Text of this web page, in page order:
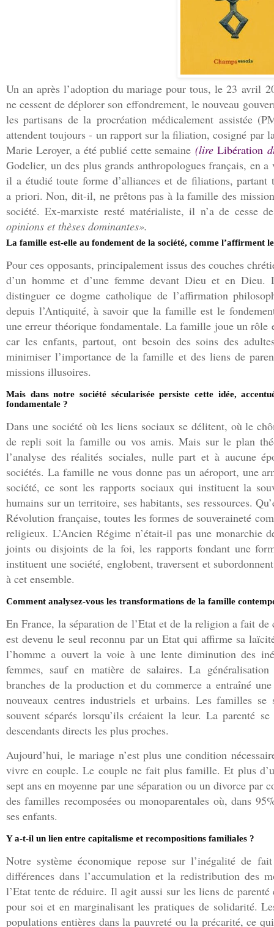
Un an après l’adoption du mariage pour tous, le 23 avril
ne cessent de déplorer son effondrement, le nouveau
les partisans de la procréation médicalement assistée
attendent toujours - un rapport sur la filiation, cosigné par
Marie Leroyer, a été publié cette semaine (lire Libération
Godelier, un des plus grands anthropologues français, en
il a étudié toute forme d’alliances et de filiations,
a priori. Non, dit-il, ne prêtons pas à la famille des
société. Ex-marxiste resté matérialiste, il n’a de cesse de
opinions et thèses dominantes».
La famille est-elle au fondement de la société, comme l’affirment
Pour ces opposants, principalement issus des couches
d’un homme et d’une femme devant Dieu et en
distinguer ce dogme catholique de l’affirmation
depuis l’Antiquité, à savoir que la famille est le
une erreur théorique fondamentale. La famille joue un rôle
car les enfants, partout, ont besoin des soins des
minimiser l’importance de la famille et des liens de
missions illusoires.
Mais dans notre société sécularisée persiste cette idée,
fondamentale ?
Dans une société où les liens sociaux se délitent, où le
de repli soit la famille ou vos amis. Mais sur le plan
l’analyse des réalités sociales, nulle part et à aucune
sociétés. La famille ne vous donne pas un aéroport, une
société, ce sont les rapports sociaux qui instituent la
humains sur un territoire, ses habitants, ses ressources.
Révolution française, toutes les formes de souveraineté
religieux. L’Ancien Régime n’était-il pas une
joints ou disjoints de la foi, les rapports fondant une
instituent une société, englobent, traversent et
à cet ensemble.
Comment analysez-vous les transformations de la famille
En France, la séparation de l’Etat et de la religion a fait
est devenu le seul reconnu par un Etat qui affirme sa
l’homme a ouvert la voie à une lente diminution des
femmes, sauf en matière de salaires. La
branches de la production et du commerce a entraîné
nouveaux centres industriels et urbains. Les familles se
souvent séparés lorsqu’ils créaient la leur. La parenté
descendants directs les plus proches.
Aujourd’hui, le mariage n’est plus une condition
vivre en couple. Le couple ne fait plus famille. Et plus
sept ans en moyenne par une séparation ou un divorce
des familles recomposées ou monoparentales où, dans
ses enfants.
Y a-t-il un lien entre capitalisme et recompositions familiales ?
Notre système économique repose sur l’inégalité de
différences dans l’accumulation et la redistribution des
l’Etat tente de réduire. Il agit aussi sur les liens de
pour soi et en marginalisant les pratiques de solidarité.
populations entières dans la pauvreté ou la précarité, ce